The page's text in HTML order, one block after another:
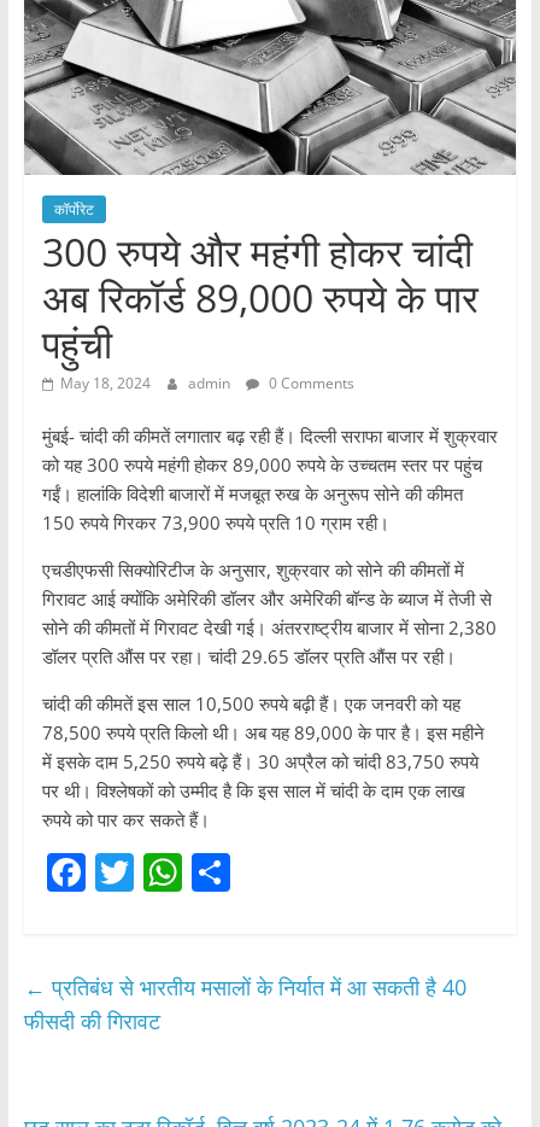
कॉर्पोरेट
300 रुपये और महंगी होकर चांदी
अब रिकॉर्ड 89,000 रुपये के पार
पहुंची
May 18, 2024 admin 0 Comments
मुंबई- चांदी की कीमतें लगातार बढ़ रही हैं। दिल्ली सराफा बाजार में शुक्रवार
को यह 300 रुपये महंगी होकर 89,000 रुपये के उच्चतम स्तर पर पहुंच
गईं। हालांकि विदेशी बाजारों में मजबूत रुख के अनुरूप सोने की कीमत
150 रुपये गिरकर 73,900 रुपये प्रति 10 ग्राम रही।
एचडीएफसी सिक्योरिटीज के अनुसार, शुक्रवार को सोने की कीमतों में
गिरावट आई क्योंकि अमेरिकी डॉलर और अमेरिकी बॉन्ड के ब्याज में तेजी से
सोने की कीमतों में गिरावट देखी गई। अंतरराष्ट्रीय बाजार में सोना 2,380
डॉलर प्रति औंस पर रहा। चांदी 29.65 डॉलर प्रति औंस पर रही।
चांदी की कीमतें इस साल 10,500 रुपये बढ़ी हैं। एक जनवरी को यह
78,500 रुपये प्रति किलो थी। अब यह 89,000 के पार है। इस महीने
में इसके दाम 5,250 रुपये बढ़े हैं। 30 अप्रैल को चांदी 83,750 रुपये
पर थी। विश्लेषकों को उम्मीद है कि इस साल में चांदी के दाम एक लाख
रुपये को पार कर सकते हैं।
F
e
b
T
er
W
s
p
S
e
← प्रतिबंध से भारतीय मसालों के निर्यात में आ सकती है 40
फीसदी की गिरावट